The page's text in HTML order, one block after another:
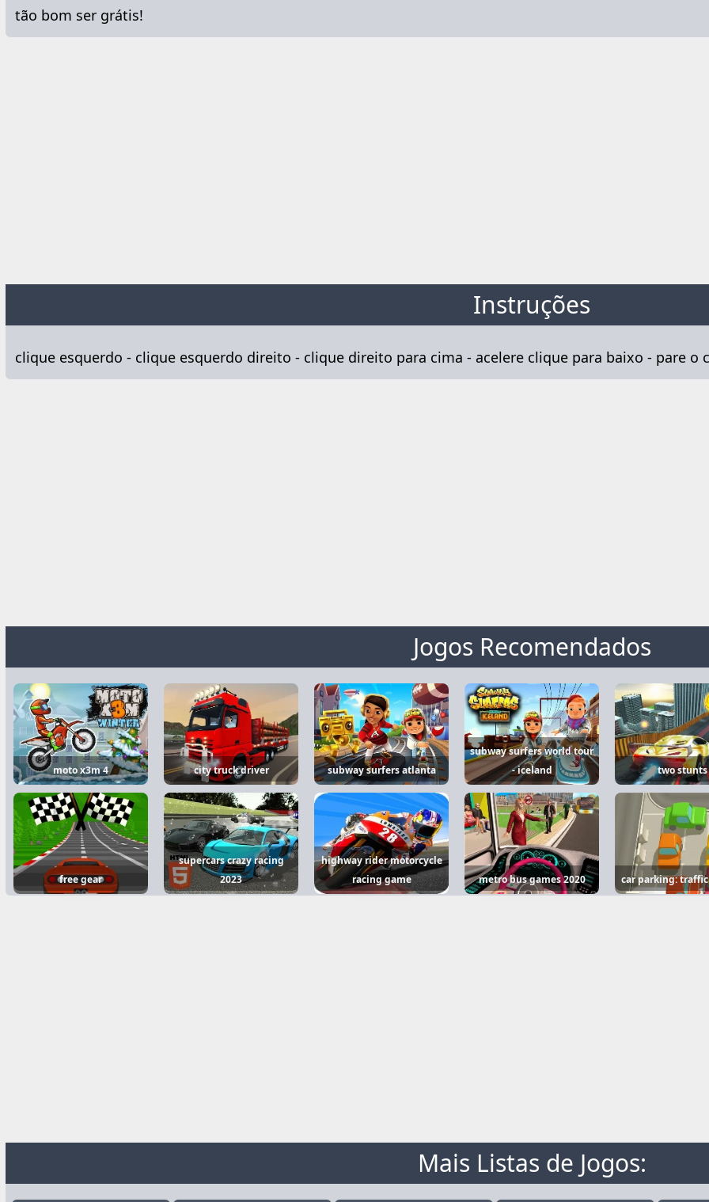
tão bom ser grátis!
Instruções
clique esquerdo - clique esquerdo direito - clique direito para cima - acelere clique para baixo - pare o
Jogos Recomendados
moto x3m 4 city truck driver subway surfers atlanta
subway surfers world tour
- iceland
two stunts
free gear
supercars crazy racing
2023
highway rider motorcycle
racing game
metro bus games 2020 car parking:
Mais Listas de Jogos: